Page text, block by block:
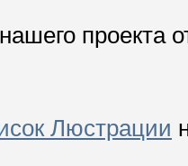
нашего проекта
Люстрации